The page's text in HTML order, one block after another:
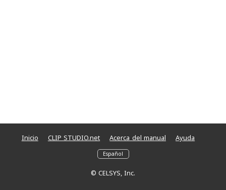
Inicio CLIP STUDIO.net Acerca del manual Ayuda
© CELSYS, Inc.